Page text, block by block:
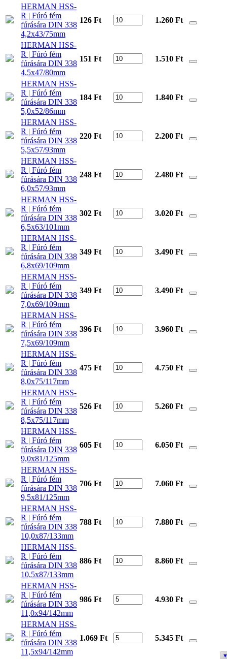
HERMAN HSS-
R | Fúró fém
fúrására DIN 338
4,2x43/75mm
126 Ft 1.260 Ft
HERMAN HSS-
R | Fúró fém
fúrására DIN 338
4,5x47/80mm
151 Ft 1.510 Ft
HERMAN HSS-
R | Fúró fém
fúrására DIN 338
5,0x52/86mm
184 Ft 1.840 Ft
HERMAN HSS-
R | Fúró fém
fúrására DIN 338
5,5x57/93mm
220 Ft 2.200 Ft
HERMAN HSS-
R | Fúró fém
fúrására DIN 338
6,0x57/93mm
248 Ft 2.480 Ft
HERMAN HSS-
R | Fúró fém
fúrására DIN 338
6,5x63/101mm
302 Ft 3.020 Ft
HERMAN HSS-
R | Fúró fém
fúrására DIN 338
6,8x69/109mm
349 Ft 3.490 Ft
HERMAN HSS-
R | Fúró fém
fúrására DIN 338
7,0x69/109mm
349 Ft 3.490 Ft
HERMAN HSS-
R | Fúró fém
fúrására DIN 338
7,5x69/109mm
396 Ft 3.960 Ft
HERMAN HSS-
R | Fúró fém
fúrására DIN 338
8,0x75/117mm
475 Ft 4.750 Ft
HERMAN HSS-
R | Fúró fém
fúrására DIN 338
8,5x75/117mm
526 Ft 5.260 Ft
HERMAN HSS-
R | Fúró fém
fúrására DIN 338
9,0x81/125mm
605 Ft 6.050 Ft
HERMAN HSS-
R | Fúró fém
fúrására DIN 338
9,5x81/125mm
706 Ft 7.060 Ft
HERMAN HSS-
R | Fúró fém
fúrására DIN 338
10,0x87/133mm
788 Ft 7.880 Ft
HERMAN HSS-
R | Fúró fém
fúrására DIN 338
10,5x87/133mm
886 Ft 8.860 Ft
HERMAN HSS-
R | Fúró fém
fúrására DIN 338
11,0x94/142mm
986 Ft 4.930 Ft
HERMAN HSS-
R | Fúró fém
fúrására DIN 338
11,5x94/142mm
1.069 Ft 5.345 Ft